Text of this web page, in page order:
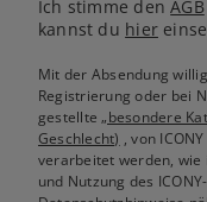
Ich stimme denAGB
kannst du hier
Mit der Absendung
Registrierung oder bei
gestellte„besondere
Geschlecht) , von
verarbeitet werden, wie
und Nutzung des